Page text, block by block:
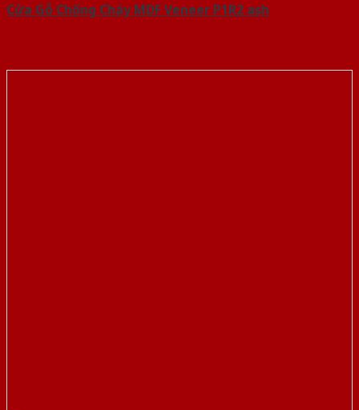
Cửa Gỗ Chống Cháy MDF Veneer P1R2 ash